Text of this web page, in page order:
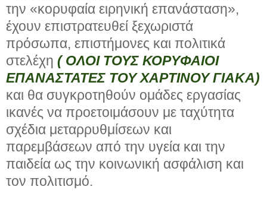
την «κορυφαία ειρηνική επανάσταση»,
έχουν επιστρατευθεί ξεχωριστά
πρόσωπα, επιστήμονες και πολιτικά
στελέχη ( ΟΛΟΙ ΤΟΥΣ ΚΟΡΥΦΑΙΟΙ
ΕΠΑΝΑΣΤΑΤΕΣ ΤΟΥ ΧΑΡΤΙΝΟΥ ΓΙΑΚΑ)
και θα συγκροτηθούν ομάδες εργασίας
ικανές να προετοιμάσουν με ταχύτητα
σχέδια μεταρρυθμίσεων και
παρεμβάσεων από την υγεία και την
παιδεία ως την κοινωνική ασφάλιση και
τον πολιτισμό.